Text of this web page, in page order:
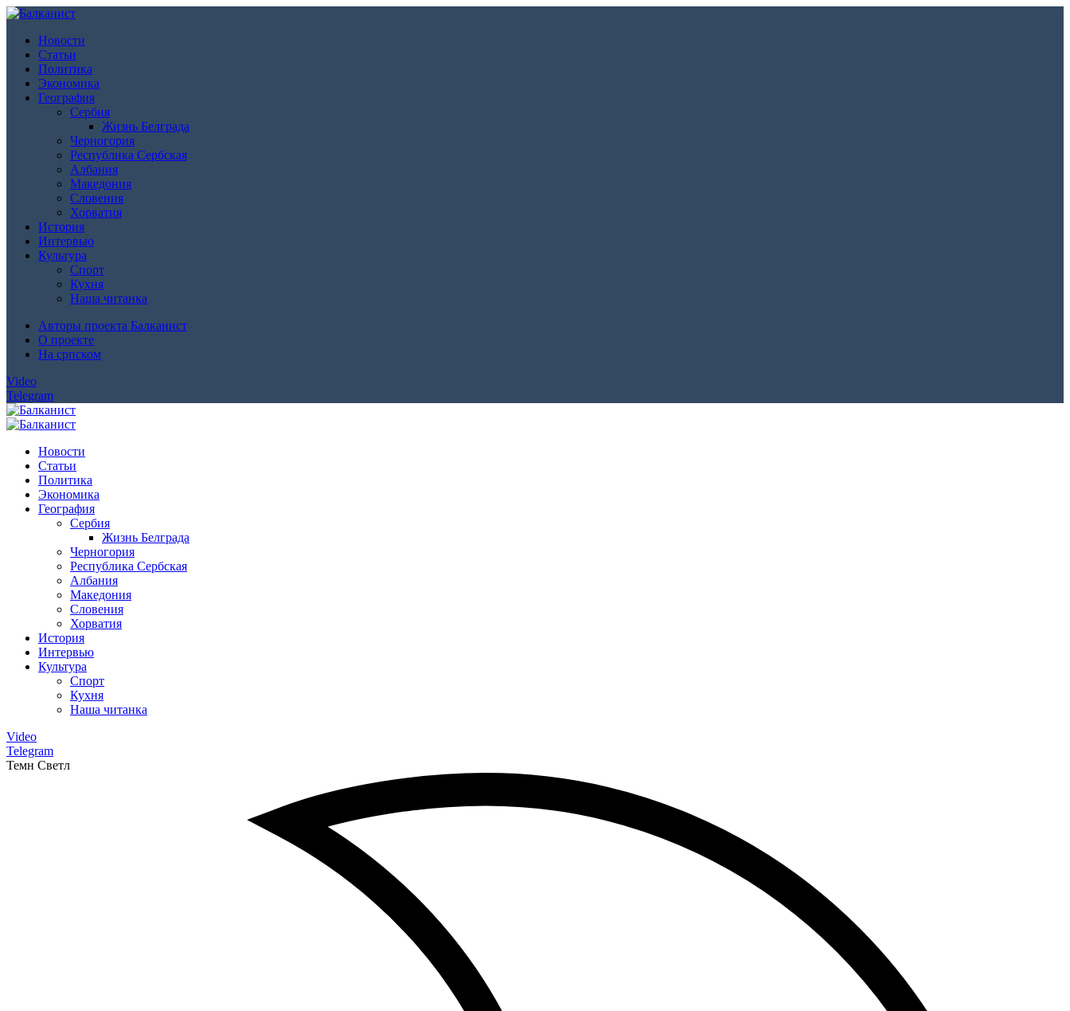
Новости
Статьи
Политика
Экономика
География
Сербия
Жизнь Белграда
Черногория
Республика Сербская
Албания
Македония
Словения
Хорватия
История
Интервью
Культура
Спорт
Кухня
Наша читанка
Авторы проекта Балканист
О проекте
На српском
Video
Telegram
Новости
Статьи
Политика
Экономика
География
Сербия
Жизнь Белграда
Черногория
Республика Сербская
Албания
Македония
Словения
Хорватия
История
Интервью
Культура
Спорт
Кухня
Наша читанка
Video
Telegram
Темн Светл